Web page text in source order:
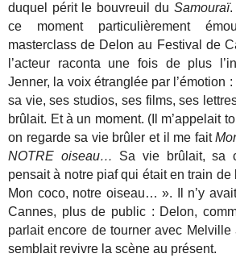
duquel périt le bouvreuil du Samouraï.
ce moment particulièrement
masterclass de Delon au Festival de
l’acteur raconta une fois de plus
Jenner, la voix étranglée par l’émotion
sa vie, ses studios, ses films, ses
brûlait. Et à un moment. (Il m’appelait
on regarde sa vie brûler et il me fait
NOTRE oiseau…
Sa vie brûlait, sa
pensait à notre piaf qui était en train de
Mon coco, notre oiseau… ». Il n’y
Cannes, plus de public : Delon,
parlait encore de tourner avec Melville
semblait revivre la scène au présent.